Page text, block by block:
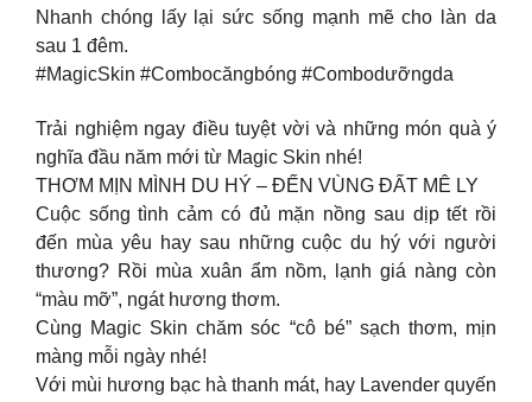
Nhanh chóng lấy lại sức sống mạnh mẽ cho làn da
sau 1 đêm.
#MagicSkin #Combocăngbóng #Combodưỡngda
Trải nghiệm ngay điều tuyệt vời và những món quà ý
nghĩa đầu năm mới từ Magic Skin nhé!
THƠM MỊN MÌNH DU HÝ – ĐẾN VÙNG ĐẤT MÊ LY
Cuộc sống tình cảm có đủ mặn nồng sau dịp tết rồi
đến mùa yêu hay sau những cuộc du hý với người
thương? Rồi mùa xuân ẩm nồm, lạnh giá nàng còn
“màu mỡ”, ngát hương thơm.
Cùng Magic Skin chăm sóc “cô bé” sạch thơm, mịn
màng mỗi ngày nhé!
Với mùi hương bạc hà thanh mát, hay Lavender quyến